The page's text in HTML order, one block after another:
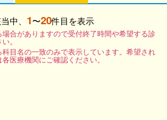
中、 1〜20件目を表示
合がありますので受付終了時間や希望する診
。
目名の一致のみで表示しています。希望され
医療機関にご確認ください。